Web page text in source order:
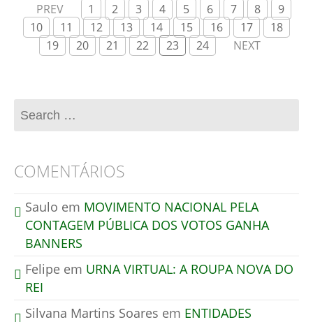
PREV 1 2 3 4 5 6 7 8
9
10
11 12 13 14 15 16 17
18
19
20 21 22 23 24 NEXT
COMENTÁRIOS
Saulo em MOVIMENTO NACIONAL PELA
CONTAGEM PÚBLICA DOS VOTOS GANHA
BANNERS
Felipe em URNA VIRTUAL: A ROUPA NOVA DO
REI
Silvana Martins Soares em ENTIDADES